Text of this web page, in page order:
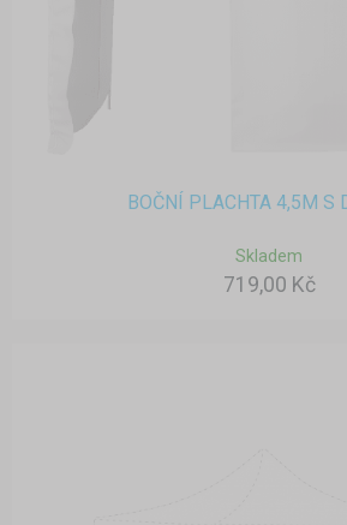
BOČNÍ PLACHTA 4,5M S
Skladem
719,00 Kč